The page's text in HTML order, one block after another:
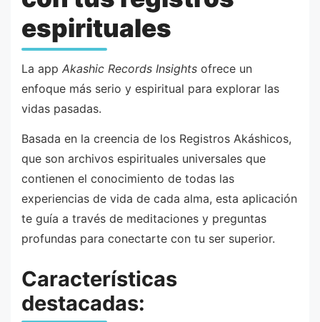
espirituales
La app Akashic Records Insights ofrece un
enfoque más serio y espiritual para explorar las
vidas pasadas.
Basada en la creencia de los Registros Akáshicos,
que son archivos espirituales universales que
contienen el conocimiento de todas las
experiencias de vida de cada alma, esta aplicación
te guía a través de meditaciones y preguntas
profundas para conectarte con tu ser superior.
Características
destacadas: